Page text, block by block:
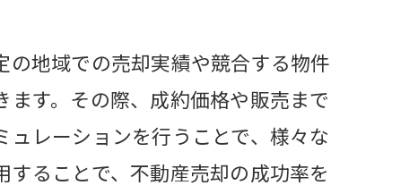
見極める
地域での売却実績や競合する物件
す。その際、成約価格や販売まで
レーションを行うことで、様々な
ることで、不動産売却の成功率を